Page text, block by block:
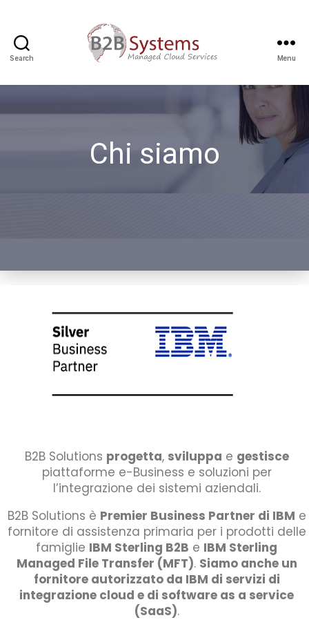
Search Menu
Chi siamo
B2B Solutions progetta, sviluppa e gestisce
piattaforme e-Business e soluzioni per
l’integrazione dei sistemi aziendali.
B2B Solutions è Premier Business Partner di IBM e
fornitore di assistenza primaria per i prodotti delle
famiglie IBM Sterling B2B e IBM Sterling
Managed File Transfer (MFT). Siamo anche un
fornitore autorizzato da IBM di servizi di
integrazione cloud e di software as a service
(SaaS).